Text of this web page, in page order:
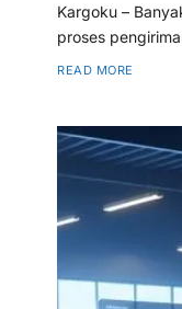
Kargoku –
proses
READ MORE